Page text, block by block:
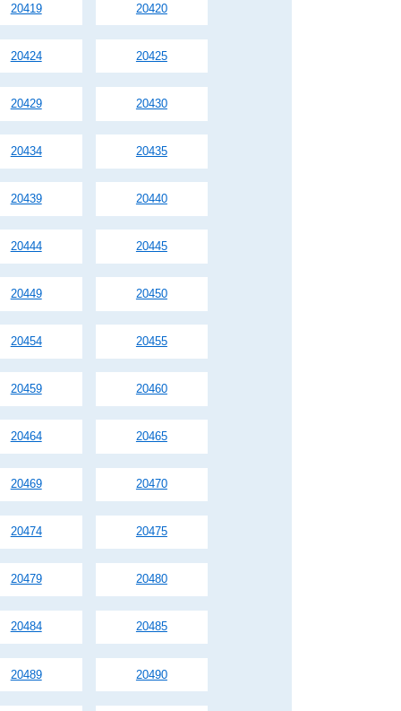
20419 20420
20424 20425
20429 20430
20434 20435
20439 20440
20444 20445
20449 20450
20454 20455
20459 20460
20464 20465
20469 20470
20474 20475
20479 20480
20484 20485
20489 20490